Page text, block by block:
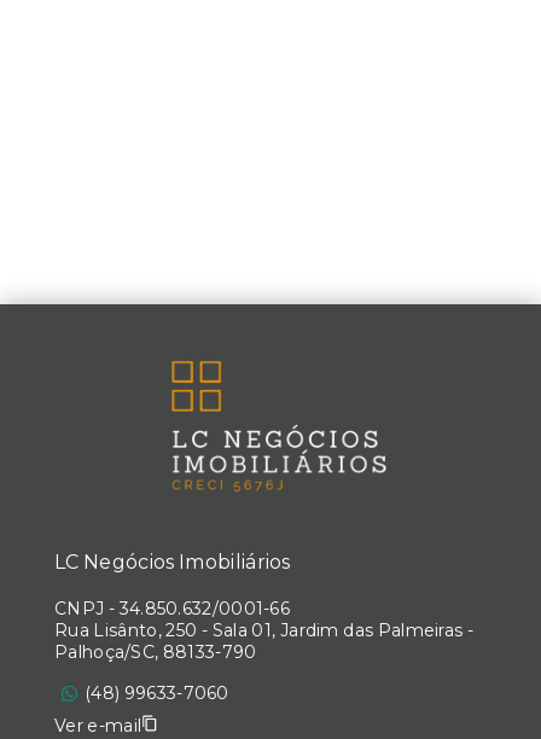
LC Negócios Imobiliários
CNPJ - 34.850.632/0001-66
Rua Lisânto, 250 - Sala 01, Jardim das Palmeiras -
Palhoça/SC, 88133-790
(48) 99633-7060
Ver e-mail